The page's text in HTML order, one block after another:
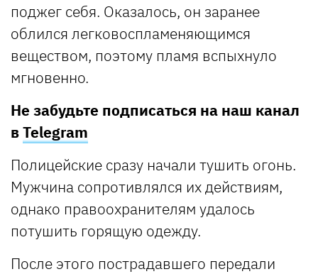
поджег себя. Оказалось, он заранее
облился легковоспламеняющимся
веществом, поэтому пламя вспыхнуло
мгновенно.
Не забудьте подписаться на наш канал
вTelegram
Полицейские сразу начали тушить огонь.
Мужчина сопротивлялся их действиям,
однако правоохранителям удалось
потушить горящую одежду.
После этого пострадавшего передали